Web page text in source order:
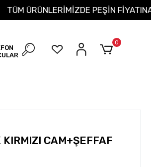
TÜM ÜRÜNLERİMİZDE PEŞİN
0
CAM+ŞEFFAF